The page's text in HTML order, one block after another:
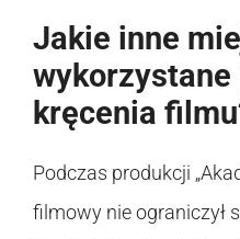
Jakie inne
wykorzystane
kręcenia
Podczas produkcji
filmowy nie ograniczył